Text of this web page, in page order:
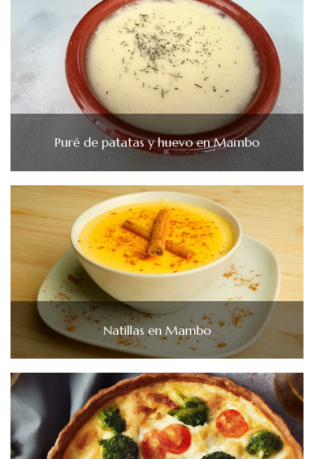
Puré de patatas y huevo en Mambo
Natillas en Mambo